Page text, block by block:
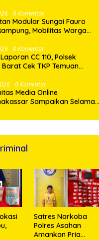
Narkotika
0 Komentar
Modular Sungai Fauro
Mobilitas Warga
0 Komentar
CC 110, Polsek
Cek TKP Temuan
0 Komentar
Media Online
Sampaikan Selamat
atas Amanah Jabatan
Satres Narkoba
Polres Asahan
Amankan Pria